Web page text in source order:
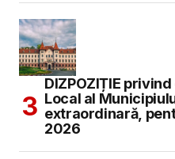
DIZPOZIȚIE
Local al
extraordinară,
2026